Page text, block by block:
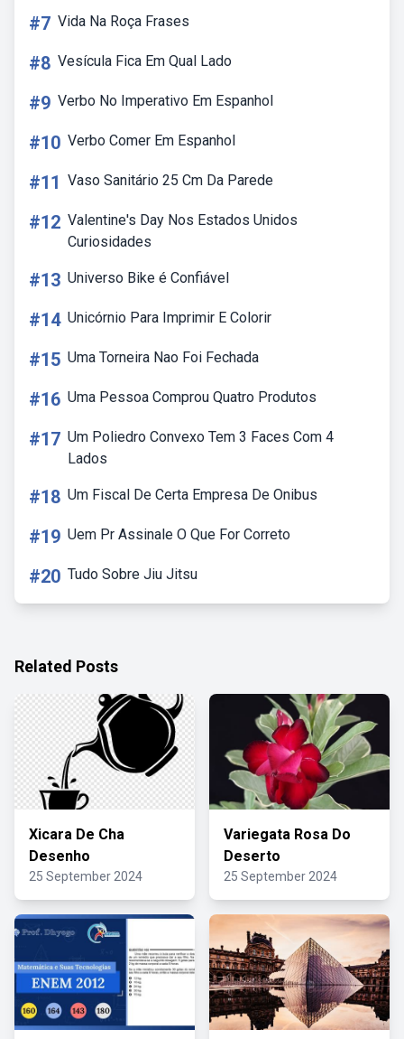
#7 Vida Na Roça Frases
#8 Vesícula Fica Em Qual Lado
#9 Verbo No Imperativo Em Espanhol
#10 Verbo Comer Em Espanhol
#11 Vaso Sanitário 25 Cm Da Parede
#12 Valentine's Day Nos Estados Unidos
Curiosidades
#13 Universo Bike é Confiável
#14 Unicórnio Para Imprimir E Colorir
#15 Uma Torneira Nao Foi Fechada
#16 Uma Pessoa Comprou Quatro Produtos
#17 Um Poliedro Convexo Tem 3 Faces Com 4
Lados
#18 Um Fiscal De Certa Empresa De Onibus
#19 Uem Pr Assinale O Que For Correto
#20 Tudo Sobre Jiu Jitsu
Related Posts
Xicara De Cha
Desenho
25 September 2024
Variegata Rosa Do
Deserto
25 September 2024